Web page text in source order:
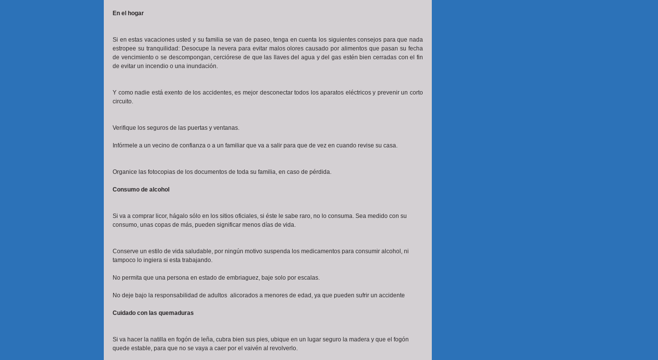
En el hogar
Si en estas vacaciones usted y su familia se van de paseo, tenga en cuenta los siguientes consejos para que nada
estropee su tranquilidad: Desocupe la nevera para evitar malos olores causado por alimentos que pasan su fecha
de vencimiento o se descompongan, cerciórese de que las llaves del agua y del gas estén bien cerradas con el fin
de evitar un incendio o una inundación.
Y como nadie está exento de los accidentes, es mejor desconectar todos los aparatos eléctricos y prevenir un corto
circuito.
Verifique los seguros de las puertas y ventanas.
Infórmele a un vecino de confianza o a un familiar que va a salir para que de vez en cuando revise su casa.
Organice las fotocopias de los documentos de toda su familia, en caso de pérdida.
Consumo de alcohol
Si va a comprar licor, hágalo sólo en los sitios oficiales, si éste le sabe raro, no lo consuma. Sea medido con su
consumo, unas copas de más, pueden significar menos días de vida.
Conserve un estilo de vida saludable, por ningún motivo suspenda los medicamentos para consumir alcohol, ni
tampoco lo ingiera si esta trabajando.
No permita que una persona en estado de embriaguez, baje solo por escalas.
No deje bajo la responsabilidad de adultos  alicorados a menores de edad, ya que pueden sufrir un accidente
Cuidado con las quemaduras
Si va hacer la natilla en fogón de leña, cubra bien sus pies, ubique en un lugar seguro la madera y que el fogón
quede estable, para que no se vaya a caer por el vaivén al revolverlo.